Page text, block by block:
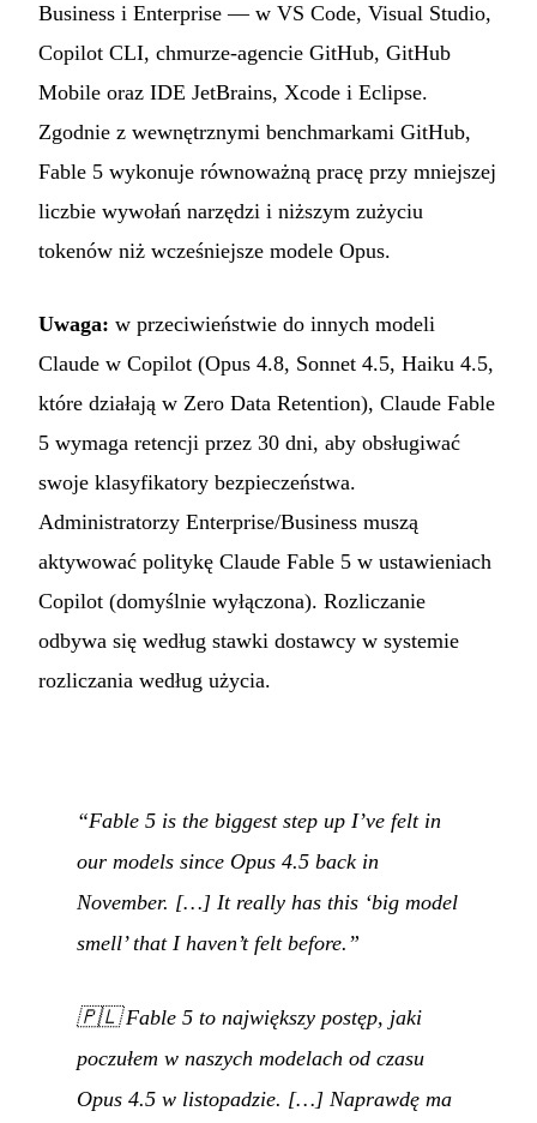
Business i Enterprise — w VS Code, Visual Studio,
Copilot CLI, chmurze-agencie GitHub, GitHub
Mobile oraz IDE JetBrains, Xcode i Eclipse.
Zgodnie z wewnętrznymi benchmarkami GitHub,
Fable 5 wykonuje równoważną pracę przy mniejszej
liczbie wywołań narzędzi i niższym zużyciu
tokenów niż wcześniejsze modele Opus.
Uwaga: w przeciwieństwie do innych modeli
Claude w Copilot (Opus 4.8, Sonnet 4.5, Haiku 4.5,
które działają w Zero Data Retention), Claude Fable
5 wymaga retencji przez 30 dni, aby obsługiwać
swoje klasyfikatory bezpieczeństwa.
Administratorzy Enterprise/Business muszą
aktywować politykę Claude Fable 5 w ustawieniach
Copilot (domyślnie wyłączona). Rozliczanie
odbywa się według stawki dostawcy w systemie
rozliczania według użycia.
“Fable 5 is the biggest step up I’ve felt in
our models since Opus 4.5 back in
November. […] It really has this ‘big model
smell’ that I haven’t felt before.”
🇵🇱Fable 5 to największy postęp, jaki
poczułem w naszych modelach od czasu
Opus 4.5 w listopadzie. […] Naprawdę ma